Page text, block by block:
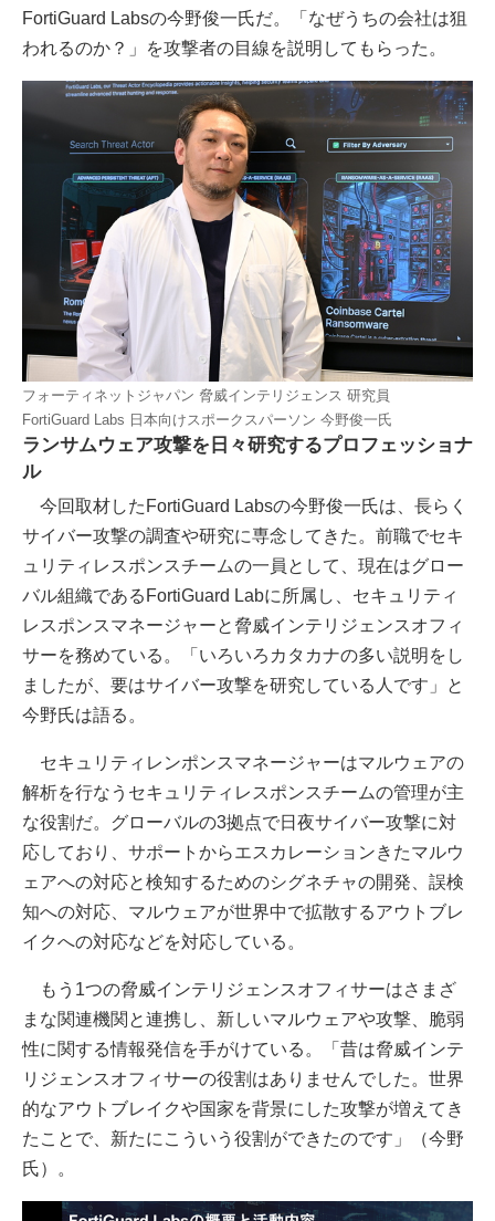
FortiGuard Labsの今野俊一氏だ。「なぜうちの会社は狙
われるのか？」を攻撃者の目線を説明してもらった。
フォーティネットジャパン 脅威インテリジェンス 研究員
FortiGuard Labs 日本向けスポークスパーソン 今野俊一氏
ランサムウェア攻撃を日々研究するプロフェッショナ
ル
今回取材したFortiGuard Labsの今野俊一氏は、長らく
サイバー攻撃の調査や研究に専念してきた。前職でセキ
ュリティレスポンスチームの一員として、現在はグロー
バル組織であるFortiGuard Labに所属し、セキュリティ
レスポンスマネージャーと脅威インテリジェンスオフィ
サーを務めている。「いろいろカタカナの多い説明をし
ましたが、要はサイバー攻撃を研究している人です」と
今野氏は語る。
セキュリティレンポンスマネージャーはマルウェアの
解析を行なうセキュリティレスポンスチームの管理が主
な役割だ。グローバルの3拠点で日夜サイバー攻撃に対
応しており、サポートからエスカレーションきたマルウ
ェアへの対応と検知するためのシグネチャの開発、誤検
知への対応、マルウェアが世界中で拡散するアウトブレ
イクへの対応などを対応している。
もう1つの脅威インテリジェンスオフィサーはさまざ
まな関連機関と連携し、新しいマルウェアや攻撃、脆弱
性に関する情報発信を手がけている。「昔は脅威インテ
リジェンスオフィサーの役割はありませんでした。世界
的なアウトブレイクや国家を背景にした攻撃が増えてき
たことで、新たにこういう役割ができたのです」（今野
氏）。